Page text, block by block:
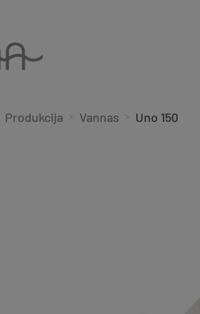
Produkcija Vannas Uno 150